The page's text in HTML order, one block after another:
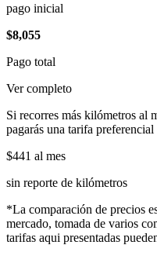
pago inicial
$8,055
Pago total
Ver completo
Si recorres más kilómetros al
pagarás una tarifa preferencial
$441 al mes
sin reporte de kilómetros
*La comparación de precios
mercado, tomada de varios
tarifas aqui presentadas